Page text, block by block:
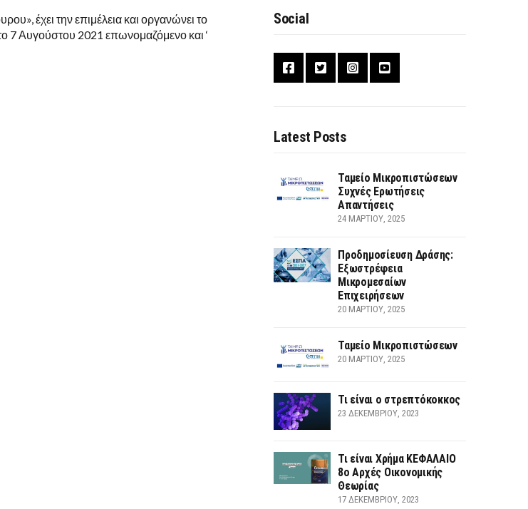
έχει την επιμέλεια και οργανώνει το
7 Αυγούστου 2021 επωνομαζόμενο και ‘
Social
Latest Posts
Ταμείο Μικροπιστώσεων
Συχνές Ερωτήσεις
Απαντήσεις
24 ΜΑΡΤΊΟΥ, 2025
Προδημοσίευση Δράσης:
Εξωστρέφεια
Μικρομεσαίων
Επιχειρήσεων
20 ΜΑΡΤΊΟΥ, 2025
Ταμείο Μικροπιστώσεων
20 ΜΑΡΤΊΟΥ, 2025
Τι είναι ο στρεπτόκοκκος
23 ΔΕΚΕΜΒΡΊΟΥ, 2023
Τι είναι Χρήμα ΚΕΦΑΛΑΙΟ
8ο Αρχές Οικονομικής
Θεωρίας
17 ΔΕΚΕΜΒΡΊΟΥ, 2023